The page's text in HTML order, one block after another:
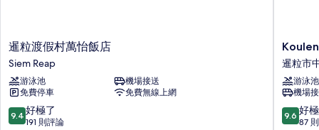
暹
粒
渡
假
村
萬
怡
暹粒渡假村萬怡飯店
Siem Reap
游泳池
機場接送
免費停車
免費無線上網
9.4
分，
9.4 好極了
191 則評論
Koulen
Central
Hotel
暹
粒
市
中
暹粒市
游泳池
機場
9.6
分，
9.6 好
87